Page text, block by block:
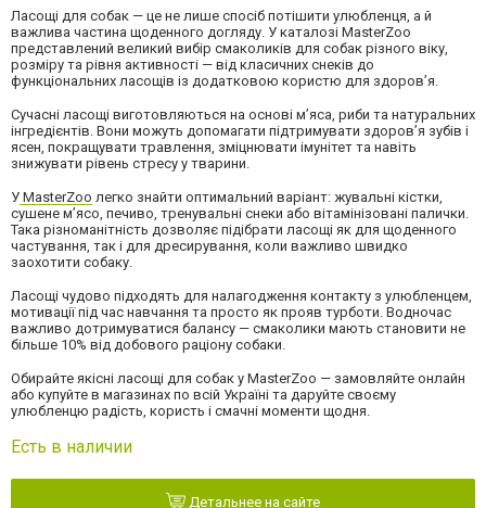
Ласощі для собак — це не лише спосіб потішити улюбленця, а й
важлива частина щоденного догляду. У каталозі MasterZoo
представлений великий вибір смаколиків для собак різного віку,
розміру та рівня активності — від класичних снеків до
функціональних ласощів із додатковою користю для здоров’я.
Сучасні ласощі виготовляються на основі м’яса, риби та натуральних
інгредієнтів. Вони можуть допомагати підтримувати здоров’я зубів і
ясен, покращувати травлення, зміцнювати імунітет та навіть
знижувати рівень стресу у тварини.
У MasterZoo легко знайти оптимальний варіант: жувальні кістки,
сушене м’ясо, печиво, тренувальні снеки або вітамінізовані палички.
Така різноманітність дозволяє підібрати ласощі як для щоденного
частування, так і для дресирування, коли важливо швидко
заохотити собаку.
Ласощі чудово підходять для налагодження контакту з улюбленцем,
мотивації під час навчання та просто як прояв турботи. Водночас
важливо дотримуватися балансу — смаколики мають становити не
більше 10% від добового раціону собаки.
Обирайте якісні ласощі для собак у MasterZoo — замовляйте онлайн
або купуйте в магазинах по всій Україні та даруйте своєму
улюбленцю радість, користь і смачні моменти щодня.
Есть в наличии
Детальнее на сайте